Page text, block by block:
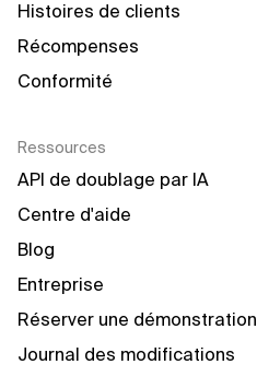
Histoires de clients
Récompenses
Conformité
Ressources
API de doublage par IA
Centre d'aide
Blog
Entreprise
Réserver une démonstration
Journal des modifications